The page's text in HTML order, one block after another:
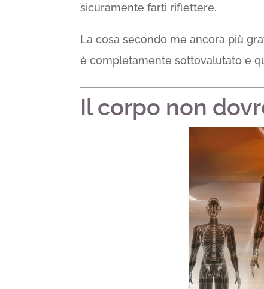
sicuramente farti riflettere.
La cosa secondo me ancora più
è completamente sottovalutato e
Il corpo non